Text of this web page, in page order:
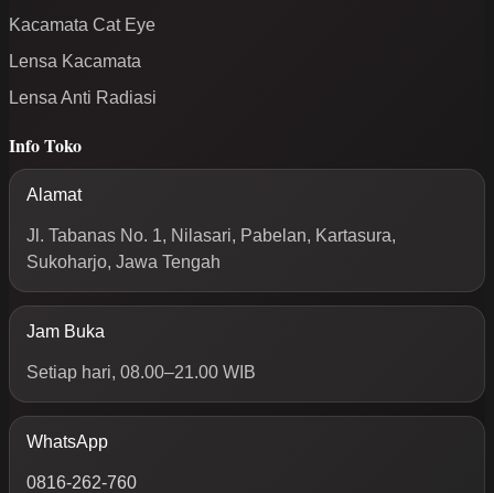
Kacamata Cat Eye
Lensa Kacamata
Lensa Anti Radiasi
Info Toko
Alamat
Jl. Tabanas No. 1, Nilasari, Pabelan, Kartasura,
Sukoharjo, Jawa Tengah
Jam Buka
Setiap hari, 08.00–21.00 WIB
WhatsApp
0816-262-760